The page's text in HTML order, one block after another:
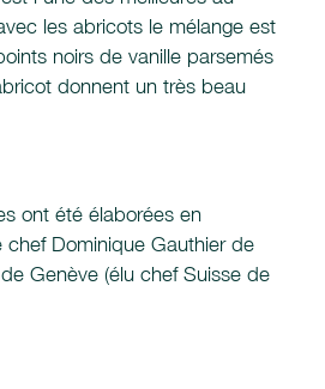
les abricots le mélange est
noirs de vanille parsemés
donnent un très beau
ont été élaborées en
chef Dominique Gauthier de
Genève (élu chef Suisse de